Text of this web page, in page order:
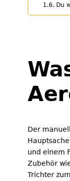
Du
Der
und einem
Zubehör
Trichter